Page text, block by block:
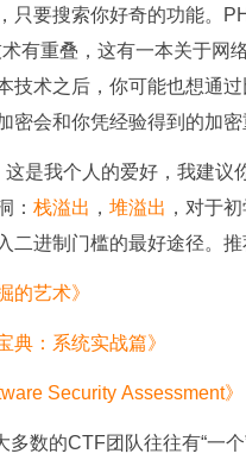
只要搜索你好奇的功能。
有重叠，这有一本关于网
技术之后，你可能也想通
密会和你凭经验得到的加密
这是我个人的爱好，我建
： 栈溢出 ， 堆溢出 ，对于
二进制门槛的最好途径。推
的艺术》
典：系统实战篇》
Security Assessment》
多数的CTF团队往往有“一